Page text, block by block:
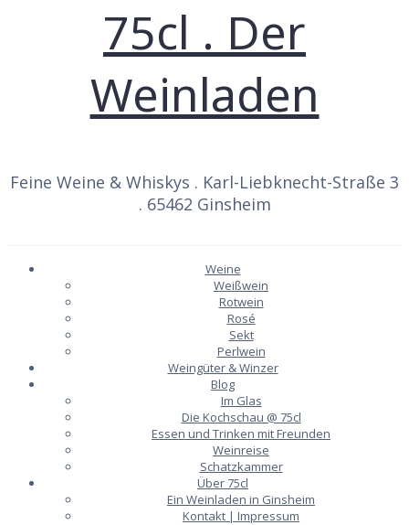
75cl . Der
Weinladen
Feine Weine & Whiskys . Karl-Liebknecht-Straße 3
. 65462 Ginsheim
Weine
Weißwein
Rotwein
Rosé
Sekt
Perlwein
Weingüter & Winzer
Blog
Im Glas
Die Kochschau @ 75cl
Essen und Trinken mit Freunden
Weinreise
Schatzkammer
Über 75cl
Ein Weinladen in Ginsheim
Kontakt | Impressum